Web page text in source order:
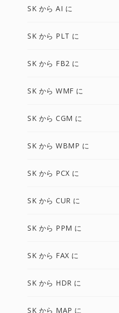
SK から AI に
SK から PLT に
SK から FB2 に
SK から WMF に
SK から CGM に
SK から WBMP に
SK から PCX に
SK から CUR に
SK から PPM に
SK から FAX に
SK から HDR に
SK から MAP に